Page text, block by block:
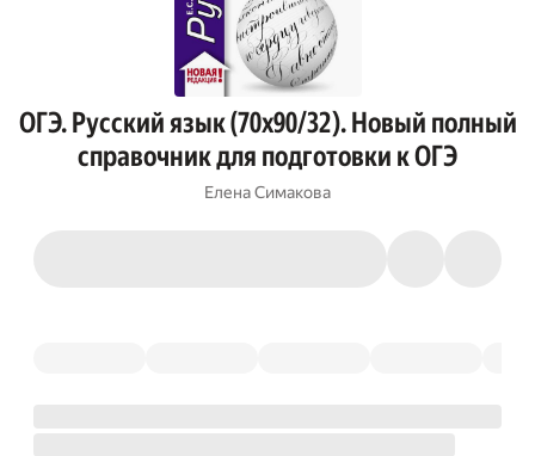
ОГЭ. Русский язык (70x90/32). Новый полный
справочник для подготовки к ОГЭ
Елена Симакова